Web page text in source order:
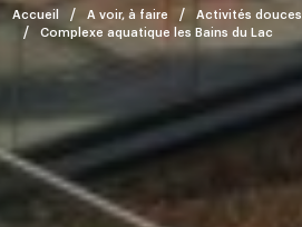
Accueil A voir, à faire Activités douces
Complexe aquatique les Bains du Lac